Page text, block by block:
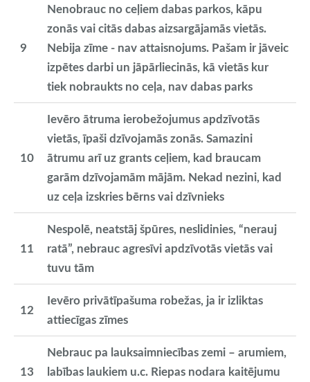
9
Nenobrauc no ceļiem dabas parkos, kāpu
zonās vai citās dabas aizsargājamās vietās.
Nebija zīme - nav attaisnojums. Pašam ir jāveic
izpētes darbi un jāpārliecinās, kā vietās kur
tiek nobraukts no ceļa, nav dabas parks
10
Ievēro ātruma ierobežojumus apdzīvotās
vietās, īpaši dzīvojamās zonās. Samazini
ātrumu arī uz grants ceļiem, kad braucam
garām dzīvojamām mājām. Nekad nezini, kad
uz ceļa izskries bērns vai dzīvnieks
11
Nespolē, neatstāj špūres, neslidinies, “nerauj
ratā”, nebrauc agresīvi apdzīvotās vietās vai
tuvu tām
12
Ievēro privātīpašuma robežas, ja ir izliktas
attiecīgas zīmes
13
Nebrauc pa lauksaimniecības zemi – arumiem,
labības laukiem u.c. Riepas nodara kaitējumu